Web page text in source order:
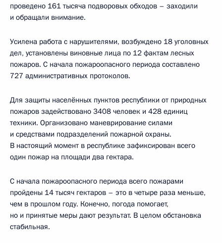
проведено 161 тысяча подворовых обходов – заходили
и обращали внимание.
Усилена работа с нарушителями, возбуждено 18 уголовных
дел, установлены виновные лица по 12 фактам лесных
пожаров. С начала пожароопасного периода составлено
727 административных протоколов.
Для защиты населённых пунктов республики от природных
пожаров задействовано 3408 человек и 428 единиц
техники. Организовано маневрирование силами
и средствами подразделений пожарной охраны.
В настоящий момент в республике зафиксирован всего
один пожар на площади два гектара.
С начала пожароопасного периода всего пожарами
пройдены 14 тысяч гектаров – это в четыре раза меньше,
чем в прошлом году. Конечно, погода помогает,
но и принятые меры дают результат. В целом обстановка
стабильная.